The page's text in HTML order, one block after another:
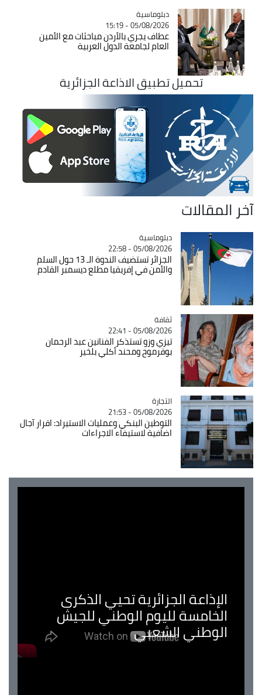
Catégorie
دبلوماسية
05/08/2026 - 15:19
عطاف يجري بالأردن مباحثات مع الأمين
العام لجامعة الدول العربية
تحميل تطبيق الاذاعة الجزائرية
آخر المقالات
Catégorie
دبلوماسية
05/08/2026 - 22:58
الجزائر تستضيف الندوة الـ 13 حول السلم
والأمن في إفريقيا مطلع ديسمبر القادم
Catégorie
ثقافة
05/08/2026 - 22:41
تيزي وزو تستذكر الفنانين عبد الرحمان
بوقرموح ومحند أكلي بلخير
Catégorie
التجارة
05/08/2026 - 21:53
التوطين البنكي وعمليات الاستيراد: اقرار آجال
اضافية لاستيفاء الاجراءات
الإذاعة الجزائرية تحيي الذكرى
الخامسة لليوم الوطني للجيش
الوطني الشعبي